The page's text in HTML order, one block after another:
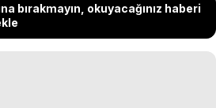
bırakmayın, okuyacağınız haberi